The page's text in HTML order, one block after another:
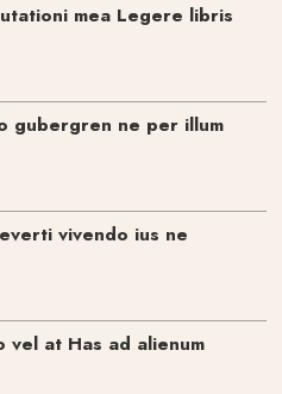
mea Legere libris
gubergren ne per illum
vivendo ius ne
vel at Has ad alienum